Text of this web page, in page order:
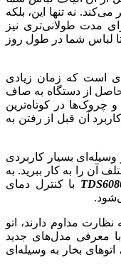
نه تنها این، بلکه
مدت طولانی‌تری نیز
لباس شما در طول روز
است که زمان زیادی
حاصل از دستگاه به صاف
در کوتاه‌ترین
آن قبل از رفتن به
وسیله‌ای بسیار کاربردی
آن را به کار ببرید. به
با کنترل دمای
نظارت مداوم دارند، اتو
با معرفی مدل‌های جدید
بخار به وسیله‌ای